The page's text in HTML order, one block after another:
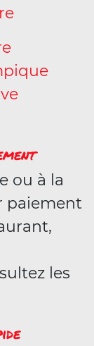
ou à la
paiement
les